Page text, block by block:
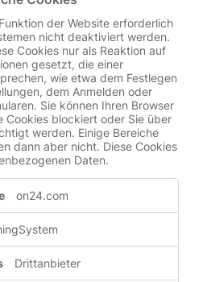
der Website erforderlich
nicht deaktiviert werden.
Cookies nur als Reaktion auf
gesetzt, die einer
wie etwa dem Festlegen
dem Anmelden oder
Sie können Ihren Browser
Cookies blockiert oder Sie über
werden. Einige Bereiche
dann aber nicht. Diese Cookies
Daten.
on24.com
Drittanbieter